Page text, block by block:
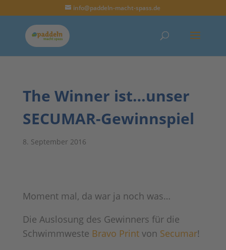
info@paddeln-macht-spass.de
The Winner ist…unser
SECUMAR-Gewinnspiel
8. September 2016
Moment mal, da war ja noch was…
Die Auslosung des Gewinners für die
Schwimmweste Bravo Printvon Secumar!